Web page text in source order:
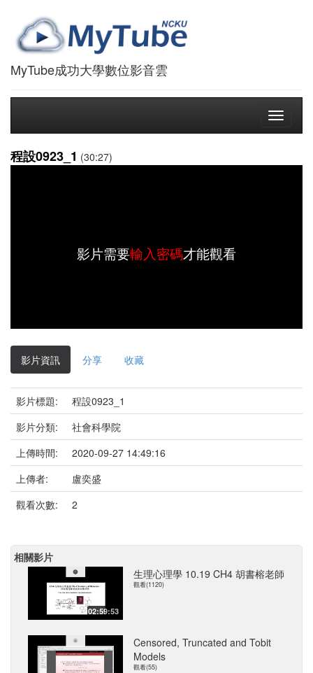
MyTube成功大學數位影音雲
Toggle
程設0923_1 (30:27)
影片需要輸入密碼才能觀看
影片資訊 分享 收藏
影片標題:
程設0923_1
影片分類:
社會科學院
上傳時間:
2020-09-27 14:49:16
上傳者:
盧奕盛
觀看次數:
2
相關影片
02:59:53
生理心理學 10.19 CH4 胡書榕老師
觀看(1120)
Censored, Truncated and Tobit
Models
觀看(55)